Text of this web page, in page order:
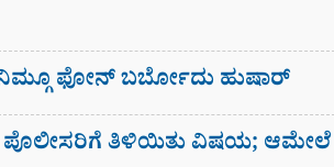
ನಿಮ್ಗೂ ಫೋನ್​ ಬರ್ಬೋದು ಹುಷಾರ್​​
ಪೊಲೀಸರಿಗೆ ತಿಳಿಯಿತು ವಿಷಯ; ಆಮೇಲೆ